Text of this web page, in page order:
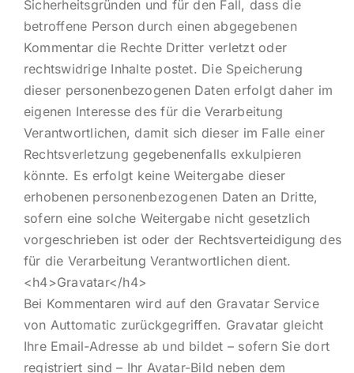
Sicherheitsgründen und für den Fall, dass die
betroffene Person durch einen abgegebenen
Kommentar die Rechte Dritter verletzt oder
rechtswidrige Inhalte postet. Die Speicherung
dieser personenbezogenen Daten erfolgt daher im
eigenen Interesse des für die Verarbeitung
Verantwortlichen, damit sich dieser im Falle einer
Rechtsverletzung gegebenenfalls exkulpieren
könnte. Es erfolgt keine Weitergabe dieser
erhobenen personenbezogenen Daten an Dritte,
sofern eine solche Weitergabe nicht gesetzlich
vorgeschrieben ist oder der Rechtsverteidigung des
für die Verarbeitung Verantwortlichen dient.
<h4>Gravatar</h4>
Bei Kommentaren wird auf den Gravatar Service
von Auttomatic zurückgegriffen. Gravatar gleicht
Ihre Email-Adresse ab und bildet – sofern Sie dort
registriert sind – Ihr Avatar-Bild neben dem